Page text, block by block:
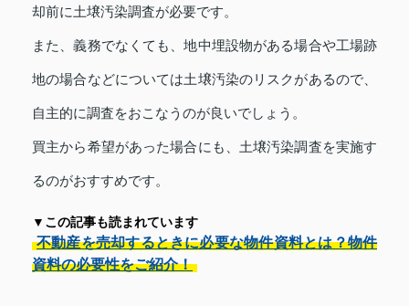
却前に土壌汚染調査が必要です。
また、義務でなくても、地中埋設物がある場合や工場跡
地の場合などについては土壌汚染のリスクがあるので、
自主的に調査をおこなうのが良いでしょう。
買主から希望があった場合にも、土壌汚染調査を実施す
るのがおすすめです。
▼この記事も読まれています
不動産を売却するときに必要な物件資料とは？物件
資料の必要性をご紹介！